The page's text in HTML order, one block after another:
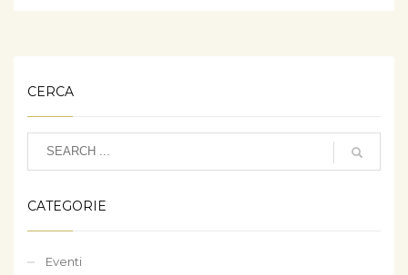
CERCA
CATEGORIE
Eventi